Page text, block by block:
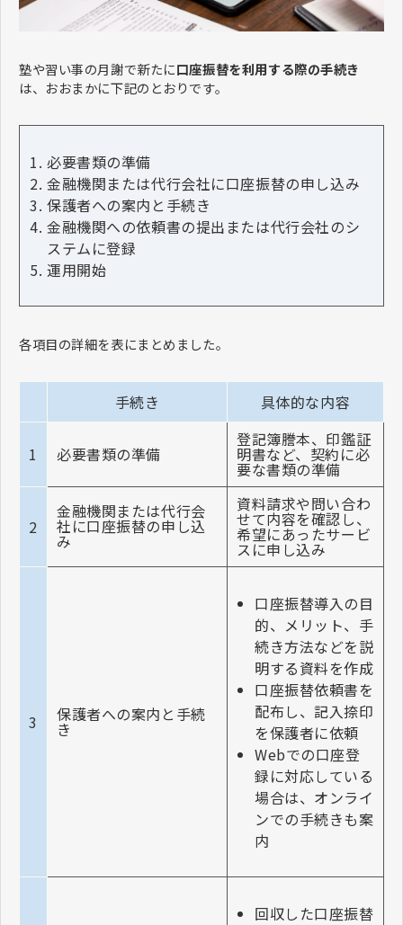
塾や習い事の月謝で新たに口座振替を利用する際の手続き
は、おおまかに下記のとおりです。
必要書類の準備
金融機関または代行会社に口座振替の申し込み
保護者への案内と手続き
金融機関への依頼書の提出または代行会社のシ
ステムに登録
運用開始
各項目の詳細を表にまとめました。
手続き 具体的な内容
1 必要書類の準備
登記簿謄本、印鑑証
明書など、契約に必
要な書類の準備
2
金融機関または代行会
社に口座振替の申し込
み
資料請求や問い合わ
せて内容を確認し、
希望にあったサービ
スに申し込み
3 保護者への案内と手続
き
口座振替導入の目
的、メリット、手
続き方法などを説
明する資料を作成
口座振替依頼書を
配布し、記入捺印
を保護者に依頼
Webでの口座登
録に対応している
場合は、オンライ
ンでの手続きも案
内
回収した口座振替